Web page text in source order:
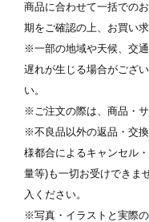
商品に合わせて一括での
期をご確認の上、お買い求
※一部の地域や天候、交
遅れが生じる場合がござ
い。
※ご注文の際は、商品・
※不良品以外の返品・交
様都合によるキャンセル
量等)も一切お受けできま
入ください。
※写真・イラストと実際
※ 写真